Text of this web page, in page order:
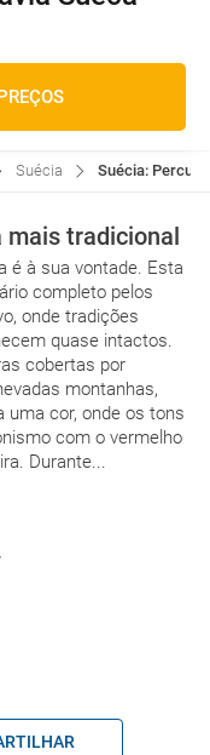
Suécia Suécia:
mais tradicional
é à sua vontade. Esta
completo pelos
onde tradições
quase intactos.
cobertas por
montanhas,
uma cor, onde os tons
com o vermelho
Durante...